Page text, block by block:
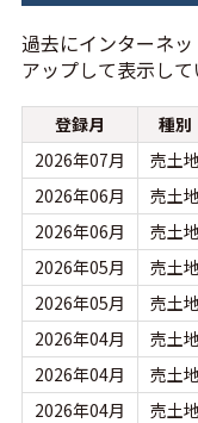
過去にインターネ
アップして表示して
登録月 種別
2026年07月
売土地
2026年06月
売土地
2026年06月
売土地
2026年05月
売土地
2026年05月
売土地
2026年04月
売土地
2026年04月
売土地
2026年04月
売土地